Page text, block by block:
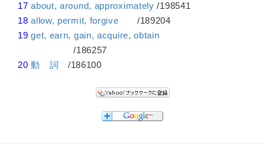
17 about, around, approximately /198541
18 allow, permit, forgive /189204
19 get, earn, gain, acquire, obtain
/186257
20 動 詞 /186100